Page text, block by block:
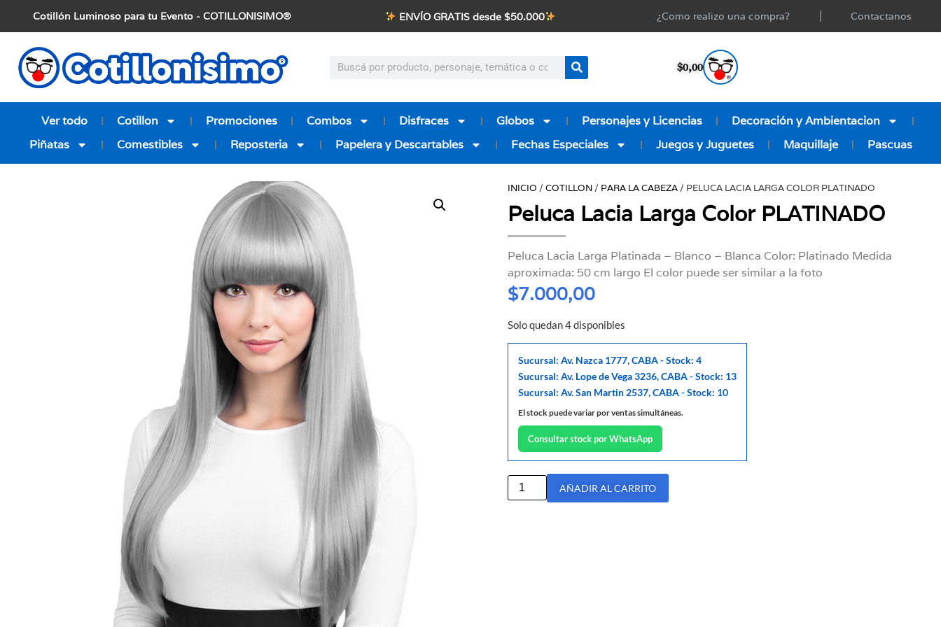
Cotillón Luminoso para tu Evento - COTILLONISIMO® ENVÍO GRATIS desde $50.000 ¿Como realizo una compra? Contactanos
$0,00
Ver todo Cotillon Promociones Combos Disfraces Globos Personajes y Licencias
Decoración y Ambientacion
Piñatas
Comestibles Reposteria Papelera y Descartables Fechas Especiales Juegos y Juguetes Maquillaje Pascuas
INICIO /COTILLON/ PARA LA CABEZA/ PELUCA LACIA LARGA COLOR PLATINADO
Peluca Lacia Larga Color PLATINADO
Peluca Lacia Larga Platinada – Blanco – Blanca Color: Platinado Medida
aproximada: 50 cm largo El color puede ser similar a la foto
$7.000,00
Solo quedan 4 disponibles
Sucursal: Av. Nazca 1777, CABA - Stock: 4
Sucursal: Av. Lope de Vega 3236, CABA - Stock: 13
Sucursal: Av. San Martin 2537, CABA - Stock: 10
El stock puede variar por ventas simultáneas.
Consultar stock por WhatsApp
AÑADIR AL CARRITO